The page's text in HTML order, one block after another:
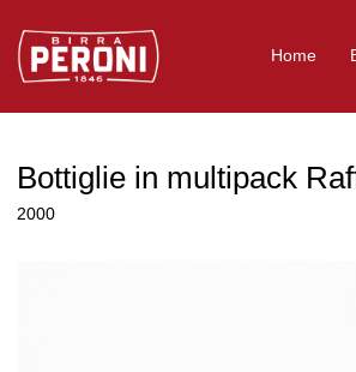
Logo Birra Peroni
Home
Bottiglie in multipack
2000